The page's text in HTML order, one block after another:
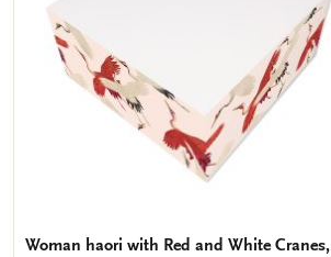
Woman haori with Red and White Cranes,